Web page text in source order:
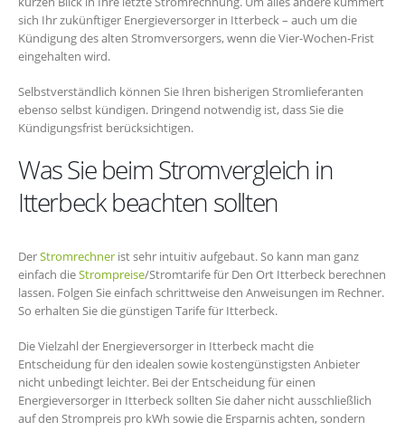
sich Ihr zukünftiger Energieversorger in Itterbeck – auch um die
Kündigung des alten Stromversorgers, wenn die Vier-Wochen-Frist
eingehalten wird.
Selbstverständlich können Sie Ihren bisherigen Stromlieferanten
ebenso selbst kündigen. Dringend notwendig ist, dass Sie die
Kündigungsfrist berücksichtigen.
Was Sie beim Stromvergleich in
Itterbeck beachten sollten
DerStromrechner ist sehr intuitiv aufgebaut. So kann man ganz
einfach dieStrompreise/Stromtarife für Den Ort Itterbeck berechnen
lassen. Folgen Sie einfach schrittweise den Anweisungen im Rechner.
So erhalten Sie die günstigen Tarife für Itterbeck.
Die Vielzahl der Energieversorger in Itterbeck macht die
Entscheidung für den idealen sowie kostengünstigsten Anbieter
nicht unbedingt leichter. Bei der Entscheidung für einen
Energieversorger in Itterbeck sollten Sie daher nicht ausschließlich
auf den Strompreis pro kWh sowie die Ersparnis achten, sondern